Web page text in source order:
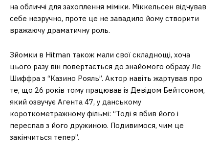
на обличчі для захоплення міміки. Міккельсен відчував
себе незручно, проте це не завадило йому створити
вражаючу драматичну роль.
Зйомки в Hitman також мали свої складнощі, хоча
цього разу він повертається до знайомого образу Ле
Шиффра з “Казино Рояль”. Актор навіть жартував про
те, що 26 років тому працював із Девідом Бейтсоном,
який озвучує Агента 47, у данському
короткометражному фільмі: “Тоді я вбив його і
переспав з його дружиною. Подивимося, чим це
закінчиться тепер”.